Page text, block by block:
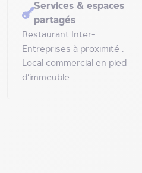
Services & espaces
partagés
Restaurant Inter-
Entreprises à proximité .
Local commercial en pied
d’immeuble